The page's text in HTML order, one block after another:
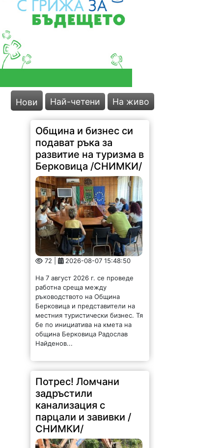
Нови Най-четени На живо
Община и бизнес си
подават ръка за
развитие на туризма в
Берковица /СНИМКИ/
72 | 2026-08-07 15:48:50
На 7 август 2026 г. се проведе
работна среща между
ръководството на Община
Берковица и представители на
бе по инициатива на кмета на
община Берковица Радослав
Найденов...
Потрес! Ломчани
задръстили
канализация с
парцали и завивки /
СНИМКИ/